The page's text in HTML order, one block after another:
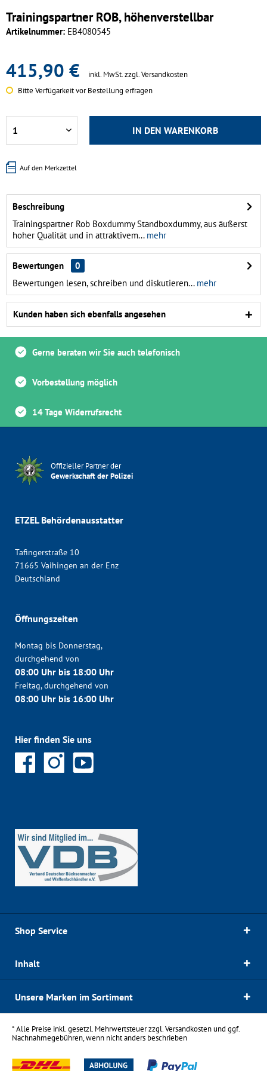
Trainingspartner ROB, höhenverstellbar
Artikelnummer: EB4080545
415,90 € inkl. MwSt.zzgl. Versandkosten
Bitte Verfügarkeit vor Bestellung erfragen
IN DEN WARENKORB
Auf den Merkzettel
Beschreibung
Trainingspartner Rob Boxdummy Standboxdummy, aus äußerst
hoher Qualität und in attraktivem...mehr
Bewertungen
0
Bewertungen lesen, schreiben und diskutieren...mehr
Kunden haben sich ebenfalls angesehen
Gerne beraten wir Sie auch telefonisch
Vorbestellung möglich
14 Tage Widerrufsrecht
Offizieller Partner der
Gewerkschaft der Polizei
ETZEL Behördenausstatter
Tafingerstraße 10
71665 Vaihingen an der Enz
Deutschland
Öffnungszeiten
Montag bis Donnerstag,
durchgehend von
08:00 Uhr bis 18:00 Uhr
Freitag, durchgehend von
08:00 Uhr bis 16:00 Uhr
Hier finden Sie uns
Shop Service
Inhalt
Unsere Marken im Sortiment
* Alle Preise inkl. gesetzl. Mehrwertsteuer zzgl.Versandkostenund ggf.
Nachnahmegebühren, wenn nicht anders beschrieben